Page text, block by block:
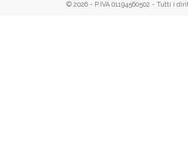
© 2026 - P.IVA 01194560502 - Tutti i